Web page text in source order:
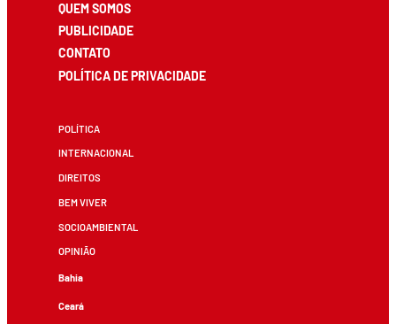
QUEM SOMOS
PUBLICIDADE
CONTATO
POLÍTICA DE PRIVACIDADE
POLÍTICA
INTERNACIONAL
DIREITOS
BEM VIVER
SOCIOAMBIENTAL
OPINIÃO
Bahia
Ceará